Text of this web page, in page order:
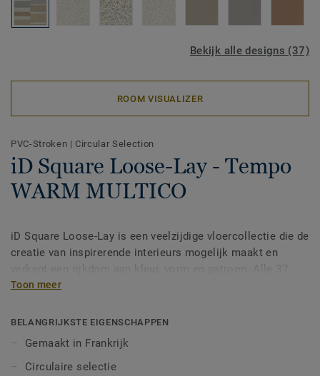
Bekijk alle designs (37)
ROOM VISUALIZER
PVC-Stroken | Circular Selection
iD Square Loose-Lay - Tempo
WARM MULTICO
iD Square Loose-Lay is een veelzijdige vloercollectie die de
creatie van inspirerende interieurs mogelijk maakt en
designs en vijf formaten - inclusief een mini-plank formaat
ontworpen door Tarketts eigen ontwerpstudio en kunnen
werkruimten te creëren via functionele zonering, kleurrijke
paden en overgangsruimten met persoonlijkheid.
Toon meer
BELANGRIJKSTE EIGENSCHAPPEN
Gemaakt in Frankrijk
Circulaire selectie